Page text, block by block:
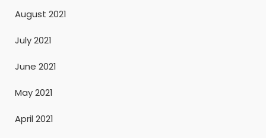
August 2021
July 2021
June 2021
May 2021
April 2021